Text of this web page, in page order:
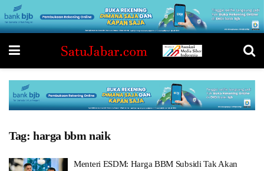
Tag: harga bbm naik
Menteri ESDM: Harga BBM Subsidi Tak Akan